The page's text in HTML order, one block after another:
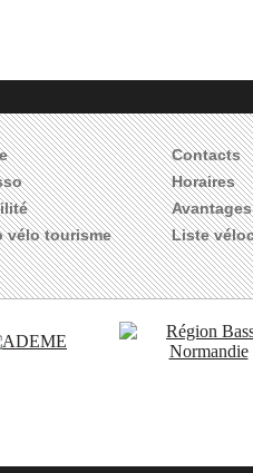
vélo tourisme
Contacts
Horaires
Liste